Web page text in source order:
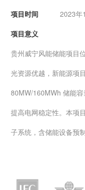
项目时间
2023年
项目意义
贵州威宁风能储能项目
光资源优越，新能源项
80MW/160MWh 储能
提高电网稳定性。本项
子系统，含储能设备预